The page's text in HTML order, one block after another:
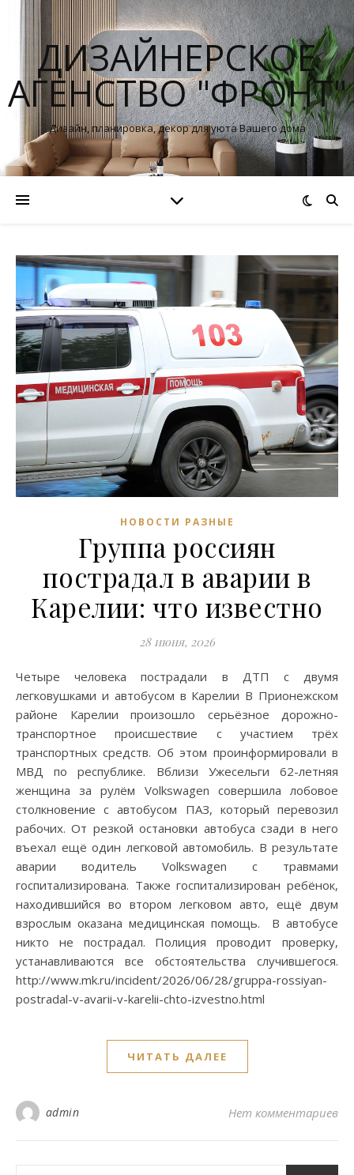
ДИЗАЙНЕРСКОЕ
АГЕНСТВО "ФРОНТ"
Дизайн, планировка, декор для уюта Вашего дома
НОВОСТИ РАЗНЫЕ
Группа россиян
пострадал в аварии в
Карелии: что известно
28 июня, 2026
Четыре человека пострадали в ДТП с двумя
легковушками и автобусом в Карелии В Прионежском
районе Карелии произошло серьёзное дорожно-
транспортное происшествие с участием трёх
транспортных средств. Об этом проинформировали в
МВД по республике. Вблизи Ужесельги 62-летняя
женщина за рулём Volkswagen совершила лобовое
столкновение с автобусом ПАЗ, который перевозил
рабочих. От резкой остановки автобуса сзади в него
въехал ещё один легковой автомобиль. В результате
аварии водитель Volkswagen с травмами
госпитализирована. Также госпитализирован ребёнок,
находившийся во втором легковом авто, ещё двум
взрослым оказана медицинская помощь. В автобусе
никто не пострадал. Полиция проводит проверку,
устанавливаются все обстоятельства случившегося.
http://www.mk.ru/incident/2026/06/28/gruppa-rossiyan-
postradal-v-avarii-v-karelii-chto-izvestno.html
ЧИТАТЬ ДАЛЕЕ
admin Нет комментариев